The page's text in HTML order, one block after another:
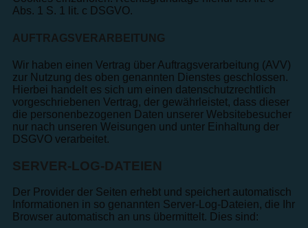
Abs. 1 S. 1 lit. c DSGVO.
AUFTRAGSVERARBEITUNG
Wir haben einen Vertrag über Auftragsverarbeitung (AVV)
zur Nutzung des oben genannten Dienstes geschlossen.
Hierbei handelt es sich um einen datenschutzrechtlich
vorgeschriebenen Vertrag, der gewährleistet, dass dieser
die personenbezogenen Daten unserer Websitebesucher
nur nach unseren Weisungen und unter Einhaltung der
DSGVO verarbeitet.
SERVER-LOG-DATEIEN
Der Provider der Seiten erhebt und speichert automatisch
Informationen in so genannten Server-Log-Dateien, die Ihr
Browser automatisch an uns übermittelt. Dies sind: